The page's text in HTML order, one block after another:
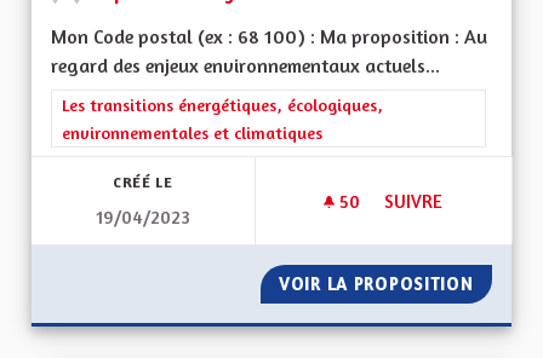
Mon Code postal (ex : 68 100) : Ma proposition : Au
regard des enjeux environnementaux actuels...
Filtrer les résultats de la catégorie : Les transitions
Les transitions énergétiques, écologiques,
environnementales et climatiques
CRÉÉ LE
19/04/2023
50 50 ABONNÉS
SUIVRE
VOIR LA PROPOSITION ZONE